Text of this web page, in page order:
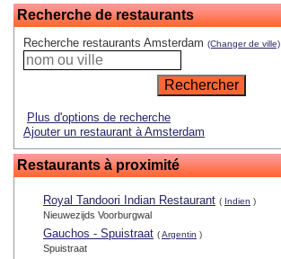
Recherche de restaurants
Recherche restaurants Amsterdam (Changer de ville)
Plus d'options de recherche
Ajouter un restaurant à Amsterdam
Restaurants à proximité
Royal Tandoori Indian Restaurant ( Indien )
Nieuwezijds Voorburgwal
Gauchos - Spuistraat (Argentin )
Spuistraat